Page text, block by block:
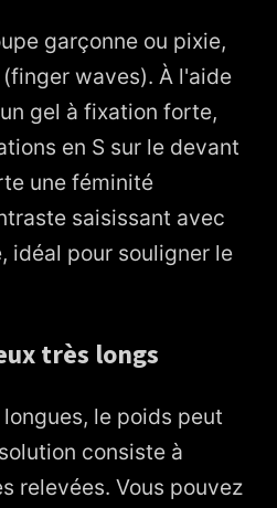
garçonne ou pixie,
(finger waves). À l'aide
gel à fixation forte,
en S sur le devant
une féminité
saisissant avec
idéal pour souligner le
très longs
le poids peut
consiste à
relevées. Vous pouvez